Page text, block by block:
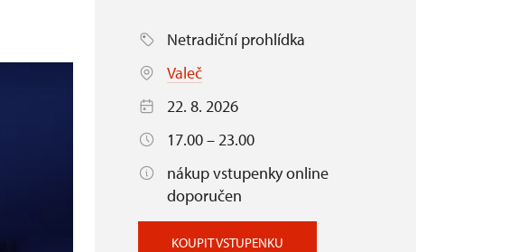
Netradiční prohlídka
Valeč
22. 8. 2026
17.00 – 23.00
nákup vstupenky online
doporučen
KOUPIT VSTUPENKU